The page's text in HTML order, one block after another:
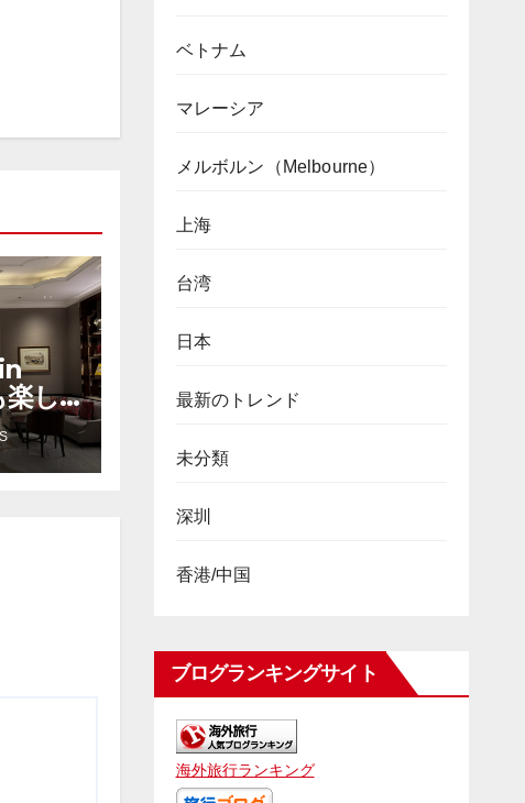
楽し
間、
ベトナム
マレーシア
メルボルン（Melbourne）
上海
台湾
日本
最新のトレンド
未分類
深圳
香港/中国
ブログランキングサイト
海外旅行ランキング